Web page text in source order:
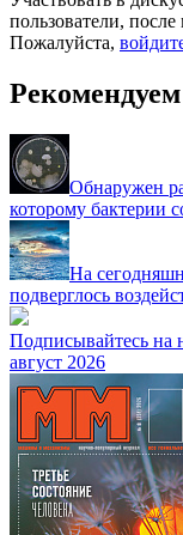
пользователи,
Пожалуйста,
Рекомендуем
Обнаружен
которому бактерии
На
подверглось
Подписывайтесь на
август 2026